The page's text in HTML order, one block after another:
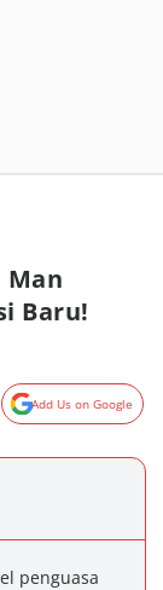
Man
Baru!
Add Us on Google
penguasa